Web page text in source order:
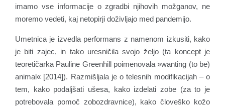
imamo vse informacije o zgradbi njihovih možganov, ne
moremo vedeti, kaj netopirji doživljajo med pandemijo.
Umetnica je izvedla performans z namenom izkusiti, kako
je biti zajec, in tako uresničila svojo željo (ta koncept je
teoretičarka Pauline Greenhill poimenovala »wanting (to be)
animal« [2014]). Razmišljala je o telesnih modifikacijah – o
tem, kako podaljšati ušesa, kako izdelati zobe (za to je
potrebovala pomoč zobozdravnice), kako človeško kožo